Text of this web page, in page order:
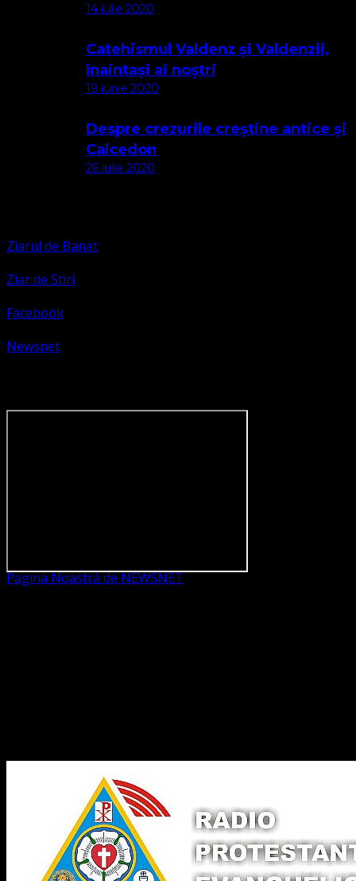
14 iulie 2020
Catehismul Valdenz și Valdenzii,
înaintași ai noștri
19 iunie 2020
Despre crezurile creștine antice și
Calcedon
26 iulie 2020
Ziarul de Banat
Ziar de Stiri
Facebook
Newsnet
Pagina Noastră de NEWSNET